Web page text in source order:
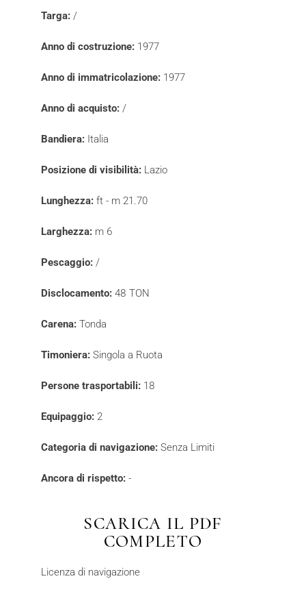
Targa: /
Anno di costruzione: 1977
Anno di immatricolazione: 1977
Anno di acquisto: /
Bandiera: Italia
Posizione di visibilità: Lazio
Lunghezza:ft - m 21.70
Larghezza: m 6
Pescaggio: /
Disclocamento:48 TON
Carena:Tonda
Timoniera:Singola a Ruota
Persone trasportabili: 18
Equipaggio:2
Categoria di navigazione:Senza Limiti
Ancora di rispetto:-
SCARICA IL PDF
COMPLETO
Licenza di navigazione